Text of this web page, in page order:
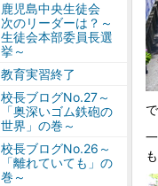
鹿児島中央生徒会
次のリーダーは？～
生徒会本部委員長選
挙～
教育実習終了
校長ブログNo.27～
「奥深いゴム鉄砲の
世界」の巻～
校長ブログNo.26～
「離れていても」の
巻～